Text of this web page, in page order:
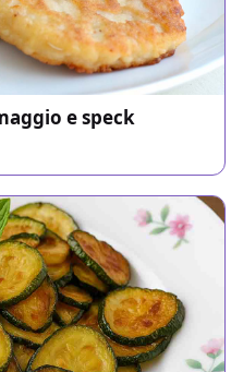
e speck